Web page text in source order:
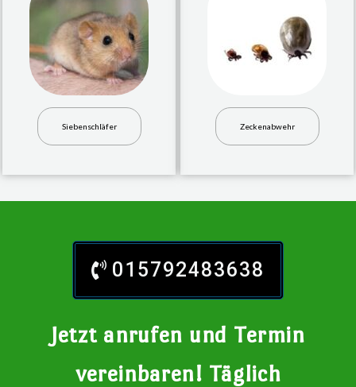
Siebenschläfer Zeckenabwehr
015792483638
Jetzt anrufen und Termin
vereinbaren! Täglich